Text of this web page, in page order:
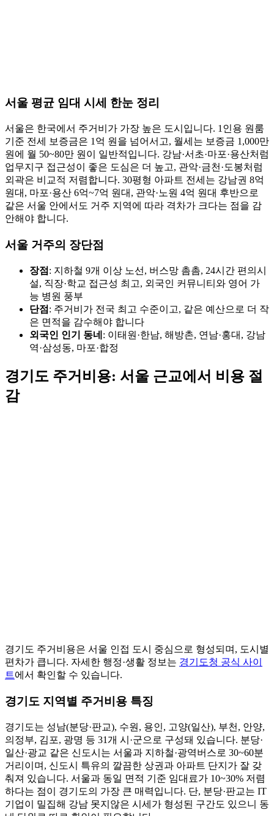
서울 평균 임대 시세 한눈 정리
서울은 한국에서 주거비가 가장 높은 도시입니다. 1인용 원룸
기준 전세 보증금은 1억 원을 넘어서고, 월세는 보증금 1,000만
원에 월 50~80만 원이 일반적입니다. 강남·서초·마포·용산처럼
업무지구 접근성이 좋은 도심은 더 높고, 관악·금천·도봉처럼
외곽은 비교적 저렴합니다. 30평형 아파트 전세는 강남권 8억
원대, 마포·용산 6억~7억 원대, 관악·노원 4억 원대 후반으로
같은 서울 안에서도 거주 지역에 따라 격차가 크다는 점을 감
안해야 합니다.
서울 거주의 장단점
장점 : 지하철 9개 이상 노선, 버스망 촘촘, 24시간 편의시
설, 직장·학교 접근성 최고, 외국인 커뮤니티와 영어 가
능 병원 풍부
단점 : 주거비가 전국 최고 수준이고, 같은 예산으로 더 작
은 면적을 감수해야 합니다
외국인 인기 동네 : 이태원·한남, 해방촌, 연남·홍대, 강남
역·삼성동, 마포·합정
경기도 주거비용: 서울 근교에서 비용 절
감
경기도 주거비용은 서울 인접 도시 중심으로 형성되며, 도시별
편차가 큽니다. 자세한 행정·생활 정보는 경기도청 공식 사이
트에서 확인할 수 있습니다.
경기도 지역별 주거비용 특징
경기도는 성남(분당·판교), 수원, 용인, 고양(일산), 부천, 안양,
의정부, 김포, 광명 등 31개 시·군으로 구성돼 있습니다. 분당·
일산·광교 같은 신도시는 서울과 지하철·광역버스로 30~60분
거리이며, 신도시 특유의 깔끔한 상권과 아파트 단지가 잘 갖
춰져 있습니다. 서울과 동일 면적 기준 임대료가 10~30% 저렴
하다는 점이 경기도의 가장 큰 매력입니다. 단, 분당·판교는 IT
기업이 밀집해 강남 못지않은 시세가 형성된 구간도 있으니 동